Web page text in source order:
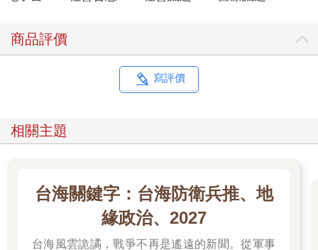
商品評價
寫評價
相關主題
台海關鍵字：台海防衛兵推、地
緣政治、2027
台海風雲詭譎，戰爭不再是遙遠的新聞。從軍事